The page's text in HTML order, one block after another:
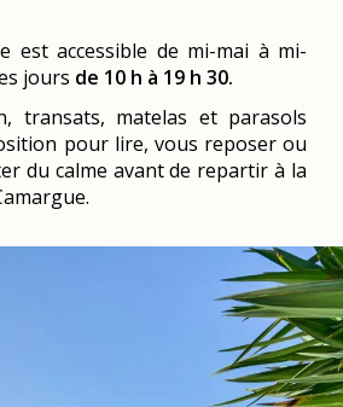
est accessible de mi-mai à mi-
jours de 10 h à 19 h 30.
transats, matelas et parasols
pour lire, vous reposer ou
du calme avant de repartir à la